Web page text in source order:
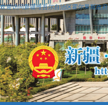
欢迎访问新疆维吾尔自治区霍尔果斯政